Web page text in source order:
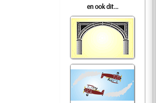
en ook dit...